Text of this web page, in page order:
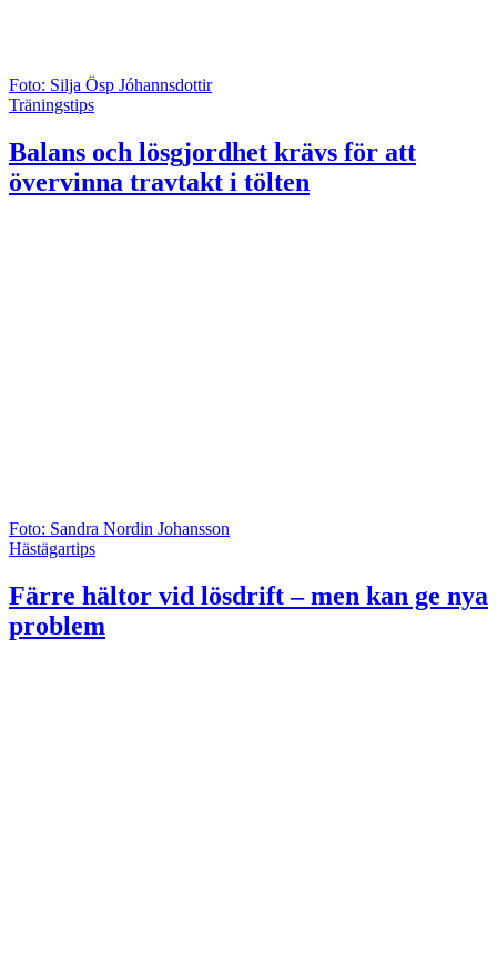
Foto: Silja Ösp Jóhannsdottir
Träningstips
Balans och lösgjordhet krävs för att
övervinna travtakt i tölten
Foto: Sandra Nordin Johansson
Hästägartips
Färre hältor vid lösdrift – men kan ge nya
problem